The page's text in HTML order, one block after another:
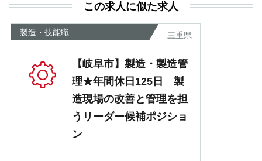
が
この求人に似た求人
製造・技能職 三重県
【岐阜市】製造・製造管
理★年間休日125日 製
造現場の改善と管理を担
うリーダー候補ポジショ
ン